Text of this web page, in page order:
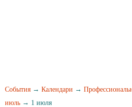
События → Календари →
июль → 1 июля